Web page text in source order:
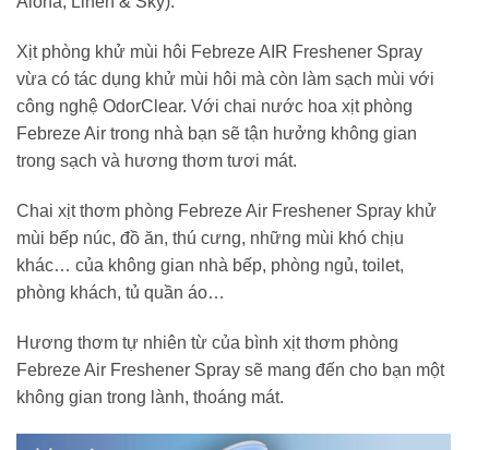
Xịt phòng khử mùi hôi Febreze AIR Freshener Spray
vừa có tác dụng khử mùi hôi mà còn làm sạch mùi với
công nghệ OdorClear. Với chai nước hoa xịt phòng
Febreze Air trong nhà bạn sẽ tận hưởng không gian
trong sạch và hương thơm tươi mát.
Chai xịt thơm phòng Febreze Air Freshener Spray khử
mùi bếp núc, đồ ăn, thú cưng, những mùi khó chịu
khác… của không gian nhà bếp, phòng ngủ, toilet,
phòng khách, tủ quần áo…
Hương thơm tự nhiên từ của bình xịt thơm phòng
Febreze Air Freshener Spray sẽ mang đến cho bạn một
không gian trong lành, thoáng mát.